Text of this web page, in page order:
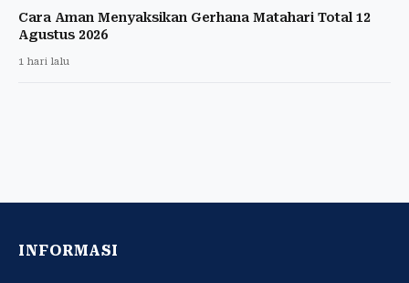
Cara Aman Menyaksikan Gerhana Matahari Total 12
Agustus 2026
1 hari lalu
INFORMASI